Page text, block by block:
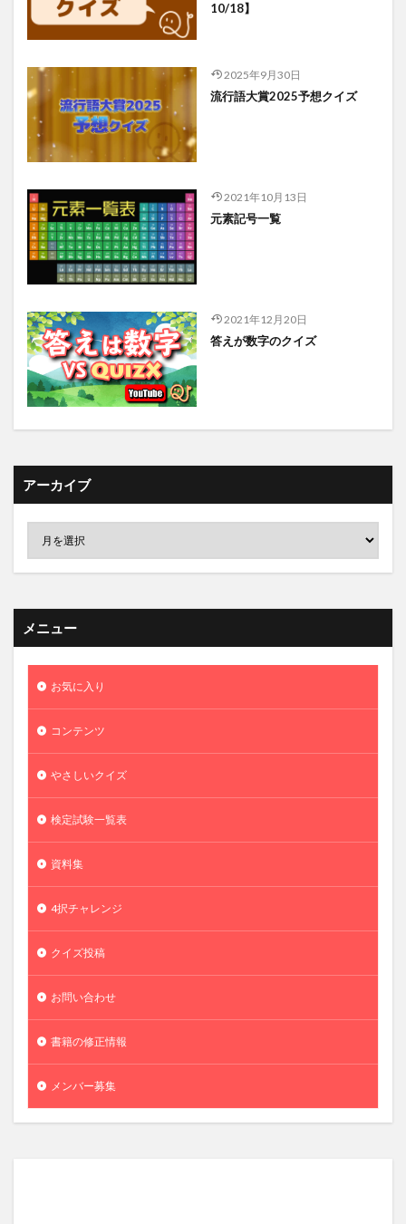
10/18】
2025年9月30日
流行語大賞2025予想クイズ
2021年10月13日
元素記号一覧
2021年12月20日
答えが数字のクイズ
アーカイブ
メニュー
お気に入り
コンテンツ
やさしいクイズ
検定試験一覧表
資料集
4択チャレンジ
クイズ投稿
お問い合わせ
書籍の修正情報
メンバー募集